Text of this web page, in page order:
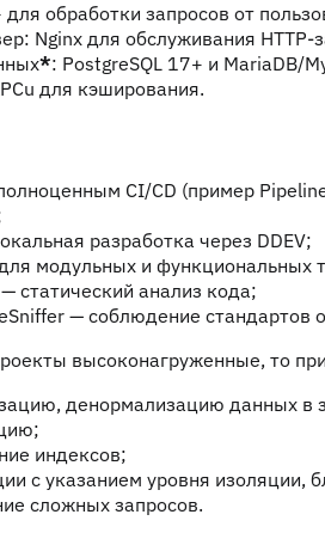
для обработки запросов от
Nginx для обслуживания HTTP-
*: PostgreSQL 17+ и MariaDB/
для кэширования.
CI/CD (пример
разработка через DDEV;
модульных и функциональных
статический анализ кода;
— соблюдение стандартов
высоконагруженные, то
денормализацию данных в
индексов;
с указанием уровня изоляции,
сложных запросов.